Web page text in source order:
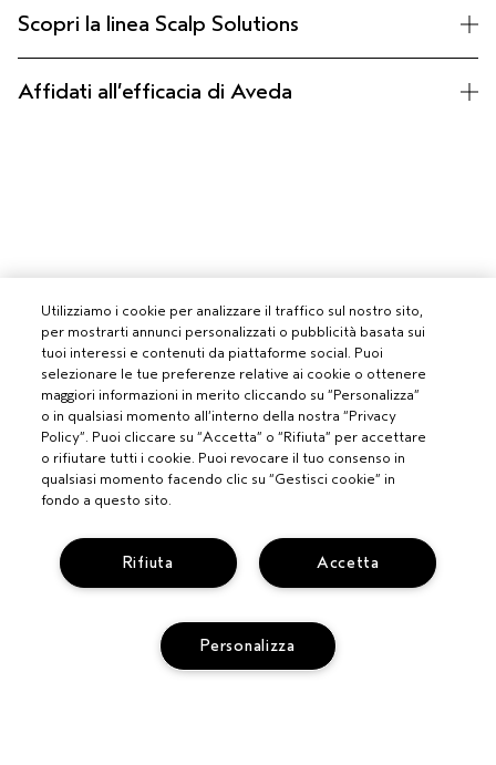
Scopri la linea Scalp Solutions
Affidati all’efficacia di Aveda
PROFESSIONISTI
DIVENTA UN SALONE AVEDA
BISOGNO DI AIUTO?
Utilizziamo i cookie per analizzare il traffico sul nostro sito,
per mostrarti annunci personalizzati o pubblicità basata sui
tuoi interessi e contenuti da piattaforme social. Puoi
selezionare le tue preferenze relative ai cookie o ottenere
maggiori informazioni in merito cliccando su “Personalizza”
o in qualsiasi momento all’interno della nostra “Privacy
Policy”. Puoi cliccare su “Accetta” o “Rifiuta” per accettare
o rifiutare tutti i cookie. Puoi revocare il tuo consenso in
qualsiasi momento facendo clic su “Gestisci cookie” in
fondo a questo sito.
Accetta
Rifiuta
Personalizza